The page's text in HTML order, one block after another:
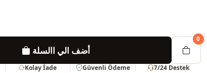
أضف الي االسلة
0
Kolay İade Güvenli Ödeme 7/24 Destek